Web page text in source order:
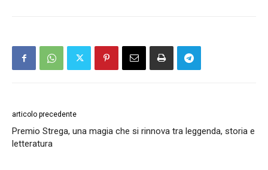
articolo precedente
Premio Strega, una magia che si rinnova tra leggenda, storia e
letteratura